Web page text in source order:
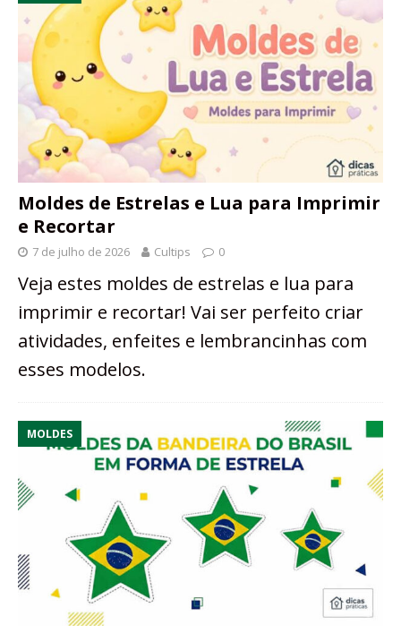
Moldes de Estrelas e Lua para Imprimir
e Recortar
7 de julho de 2026 Cultips 0
Veja estes moldes de estrelas e lua para
imprimir e recortar! Vai ser perfeito criar
atividades, enfeites e lembrancinhas com
esses modelos.
MOLDES